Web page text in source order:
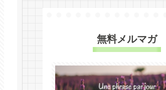
無料メルマガ